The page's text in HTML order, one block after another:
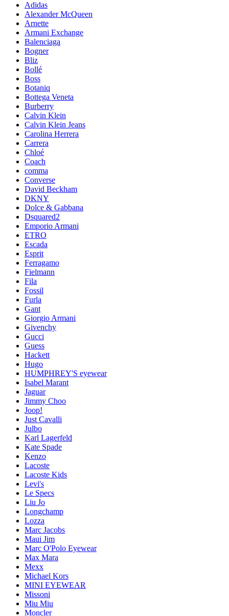
Adidas
Alexander McQueen
Arnette
Armani Exchange
Balenciaga
Bogner
Bliz
Bollé
Boss
Botaniq
Bottega Veneta
Burberry
Calvin Klein
Calvin Klein Jeans
Carolina Herrera
Carrera
Chloé
Coach
comma
Converse
David Beckham
DKNY
Dolce & Gabbana
Dsquared2
Emporio Armani
ETRO
Escada
Esprit
Ferragamo
Fielmann
Fila
Fossil
Furla
Gant
Giorgio Armani
Givenchy
Gucci
Guess
Hackett
Hugo
HUMPHREY'S eyewear
Isabel Marant
Jaguar
Jimmy Choo
Joop!
Just Cavalli
Julbo
Karl Lagerfeld
Kate Spade
Kenzo
Lacoste
Lacoste Kids
Levi's
Le Specs
Liu Jo
Longchamp
Lozza
Marc Jacobs
Maui Jim
Marc O'Polo Eyewear
Max Mara
Mexx
Michael Kors
MINI EYEWEAR
Missoni
Miu Miu
Moncler